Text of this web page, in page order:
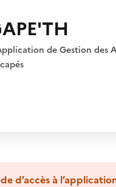
de Gestion des
d’accès à